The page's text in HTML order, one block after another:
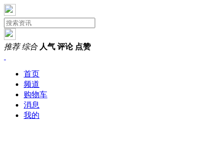
推荐 综合 人气 评论 点赞
首页
频道
购物车
消息
我的